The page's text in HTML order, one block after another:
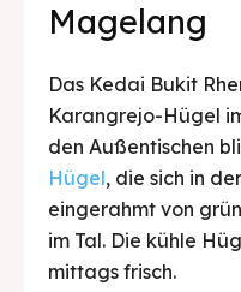
Magelang
Das Kedai Bukit
Karangrejo-Hügel
den Außentischen
Hügel, die sich in
eingerahmt von
im Tal. Die kühle
mittags frisch.